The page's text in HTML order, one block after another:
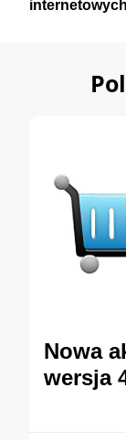
Nowa
wersja